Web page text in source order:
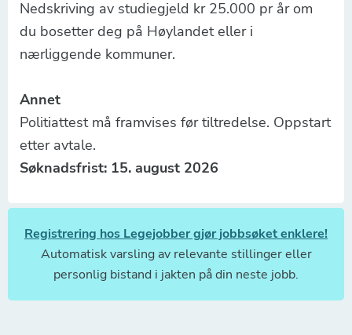
Nedskriving av studiegjeld kr 25.000 pr år om
du bosetter deg på Høylandet eller i
nærliggende kommuner.
Annet
Politiattest må framvises før tiltredelse. Oppstart
etter avtale.
Søknadsfrist: 15. august 2026
Registrering hos Legejobber gjør jobbsøket enklere!
Automatisk varsling av relevante stillinger eller
personlig bistand i jakten på din neste jobb.